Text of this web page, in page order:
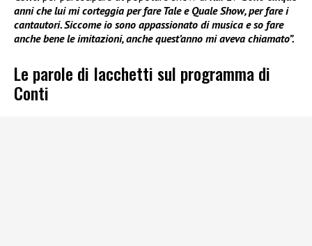
anni che lui mi corteggia per fare Tale e Quale Show, per fare i
cantautori. Siccome io sono appassionato di musica e so fare
anche bene le imitazioni, anche quest’anno mi aveva chiamato”.
Le parole di Iacchetti sul programma di
Conti